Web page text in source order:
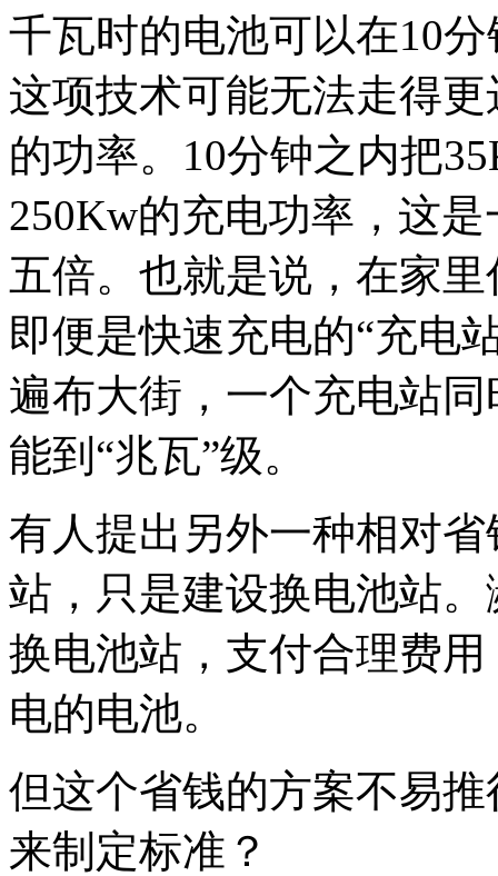
千瓦时的电池可以在10
这项技术可能无法走得
的功率。10分钟之内把
250Kw的充电功率，这
五倍。也就是说，在家
即便是快速充电的“充电
遍布大街，一个充电站
能到“兆瓦”级。
有人提出另外一种相对
站，只是建设换电池站
换电池站，支付合理费
电的电池。
但这个省钱的方案不易
来制定标准？